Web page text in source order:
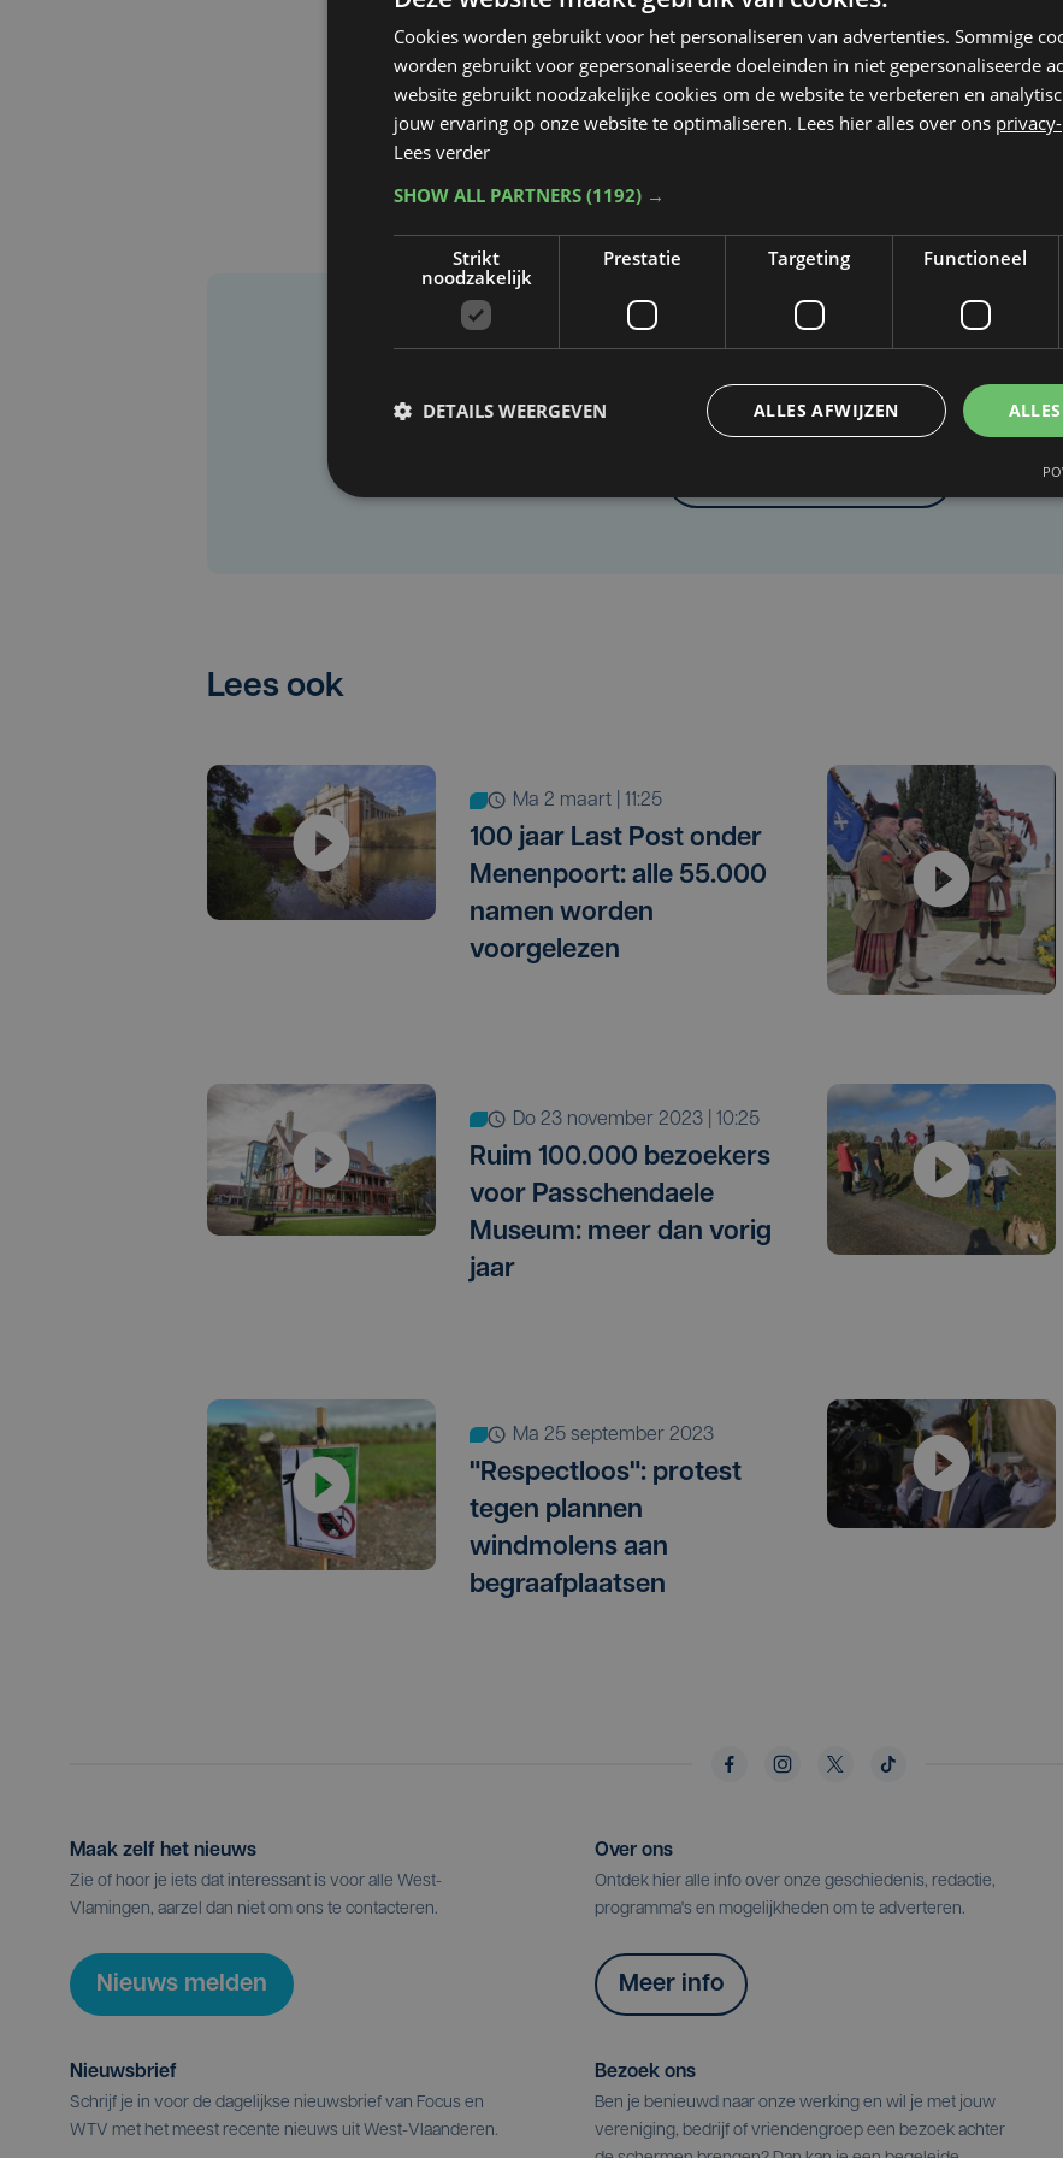
Taalfout opgemerkt?
Heb je een taal- of schrijffout opgemerkt in dit artikel?
Lees ook
ma 2 maart | 11:25
100 jaar Last Post onder
Menenpoort: alle 55.000
namen worden
voorgelezen
do 23 november 2023 | 10:25
Ruim 100.000 bezoekers
voor Passchendaele
Museum: meer dan vorig
jaar
ma 25 september 2023
"Respectloos": protest
tegen plannen
windmolens aan
begraafplaatsen
Maak zelf het nieuws
Zie of hoor je iets dat interessant is voor alle West-
Vlamingen, aarzel dan niet om ons te contacteren.
Nieuws melden
Over ons
Ontdek hier alle info over onze geschiedenis, redactie,
programma's en mogelijkheden om te adverteren.
Meer info
Nieuwsbrief
Schrijf je in voor de dagelijkse nieuwsbrief van Focus en
WTV met het meest recente nieuws uit West-Vlaanderen.
Bezoek ons
Ben je benieuwd naar onze werking en wil je met jouw
vereniging, bedrijf of vriendengroep een bezoek achter
Cookies worden gebruikt voor het personaliseren van advertenties. Sommige
worden gebruikt voor gepersonaliseerde doeleinden in niet gepersonaliseerde
website gebruikt noodzakelijke cookies om de website te verbeteren en
jouw ervaring op onze website te optimaliseren. Lees hier alles over ons privacy-
Lees verder
SHOW ALL PARTNERS (1192) →
Strikt
noodzakelijk
Prestatie Targeting Functioneel
ALLES AFWIJZEN
DETAILS WEERGEVEN